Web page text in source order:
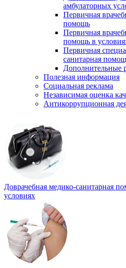
амбулаторных
Первичная
помощь
Первичная
помощь в
Первичная
санитарная
Дополнительные
Полезная информация
Социальная реклама
Независимая оценка
Антикоррупционная
Доврачебная медико-санитарная
условиях